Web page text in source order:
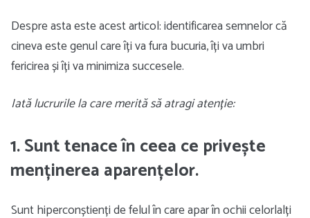
Despre asta este acest articol: identificarea semnelor că
cineva este genul care îți va fura bucuria, îți va umbri
fericirea și îți va minimiza succesele.
Iată lucrurile la care merită să atragi atenție:
1. Sunt tenace în ceea ce privește
menținerea aparențelor.
Sunt hiperconștienți de felul în care apar în ochii celorlalți